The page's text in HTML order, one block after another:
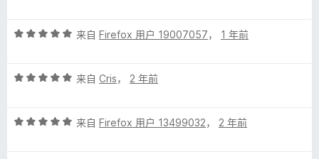
c
a
n
/评
/
来自 Firefox 用户 19007057， 1 年前
评
/
来自 Cris， 2 年前
评
来自 Firefox 用户 13499032， 2 年前